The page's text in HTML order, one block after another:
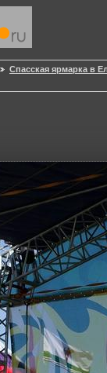
Спасская ярмарка в